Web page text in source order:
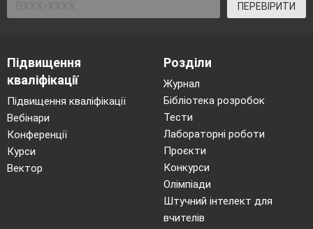
ПЕРЕВІРИТИ
Підвищення
кваліфікації
Підвищення кваліфікації
Вебінари
Конференції
Курси
Вектор
Розділи
Журнал
Бібліотека розробок
Тести
Лабораторні роботи
Проєкти
Конкурси
Олімпіади
Штучний інтелект для
вчителів